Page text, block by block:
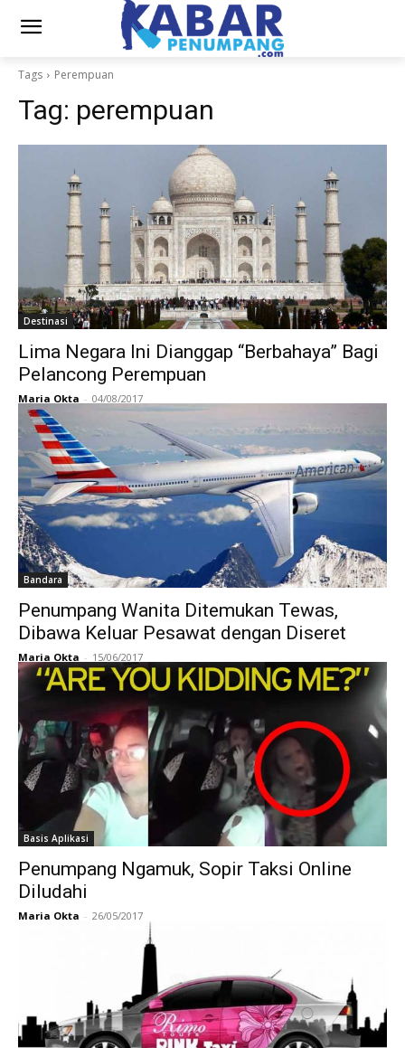
Tags Perempuan
Tag: perempuan
Destinasi
Lima Negara Ini Dianggap “Berbahaya” Bagi
Pelancong Perempuan
Maria Okta - 04/08/2017
Bandara
Penumpang Wanita Ditemukan Tewas,
Dibawa Keluar Pesawat dengan Diseret
Maria Okta - 15/06/2017
Basis Aplikasi
Penumpang Ngamuk, Sopir Taksi Online
Diludahi
Maria Okta - 26/05/2017